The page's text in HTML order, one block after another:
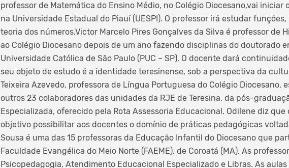
professor de Matemática do Ensino Médio, no Colégio Diocesano,vai iniciar
na Universidade Estadual do Piauí (UESPI). O professor irá estudar
teoria dos números.Victor Marcelo Pires Gonçalves da Silva é professor de
ao Colégio Diocesano depois de um ano fazendo disciplinas do doutorado
Universidade Católica de São Paulo (PUC – SP). O docente dará
seu objeto de estudo é a identidade teresinense, sob a perspectiva da
Teixeira Azevedo, professora de Língua Portuguesa do Colégio Diocesano,
outros 23 colaboradores das unidades da RJE de Teresina, da pós-
Especializada, oferecido pela Rota Assessoria Educacional. Odilene diz
objetivo possibilitar aos docentes o domínio de práticas pedagógicas
Sousa é uma das 15 professoras da Educação Infantil do Diocesano que
Faculdade Evangélica do Meio Norte (FAEME), de Coroatá (MA). As
Psicopedagogia, Atendimento Educacional Especializado e Libras. As